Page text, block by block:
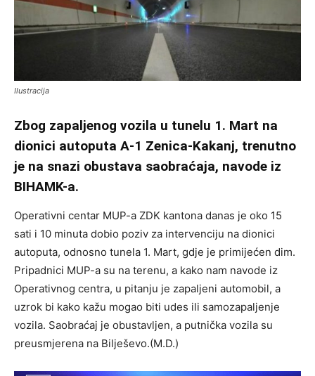
Ilustracija
Zbog zapaljenog vozila u tunelu 1. Mart na
dionici autoputa A-1 Zenica-Kakanj, trenutno
je na snazi obustava saobraćaja, navode iz
BIHAMK-a.
Operativni centar MUP-a ZDK kantona danas je oko 15
sati i 10 minuta dobio poziv za intervenciju na dionici
autoputa, odnosno tunela 1. Mart, gdje je primijećen dim.
Pripadnici MUP-a su na terenu, a kako nam navode iz
Operativnog centra, u pitanju je zapaljeni automobil, a
uzrok bi kako kažu mogao biti udes ili samozapaljenje
vozila. Saobraćaj je obustavljen, a putnička vozila su
preusmjerena na Bilješevo.(M.D.)